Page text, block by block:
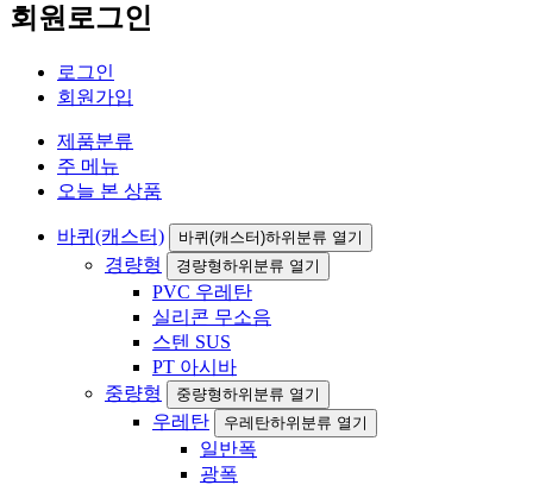
회원로그인
로그인
회원가입
제품분류
주 메뉴
오늘 본 상품
바퀴(캐스터) 바퀴(캐스터)하위분류 열기
경량형 경량형하위분류 열기
PVC 우레탄
실리콘 무소음
스텐 SUS
PT 아시바
중량형
중량형하위분류 열기
우레탄 우레탄하위분류 열기
일반폭
광폭